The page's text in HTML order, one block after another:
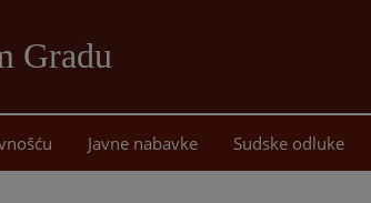
Gradu
sadržaj
Javne nabavke Sudske odluke